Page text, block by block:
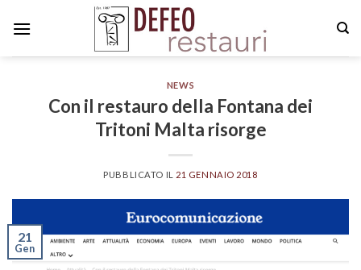
NEWS
Con il restauro della Fontana dei
Tritoni Malta risorge
PUBBLICATO IL 21 GENNAIO 2018
21
Gen